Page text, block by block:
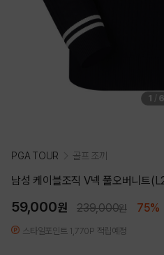
1 / 6
PGA TOUR 골프 조끼
남성 케이블조직 V넥 풀오버니트
59,000원 239,000원 75%
스타일포인트 1,770P 적립예정